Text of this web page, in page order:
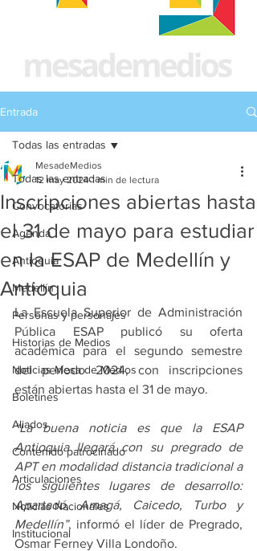
Entrada
Todas las entradas
Convocatorias
Agenda
Antioquia
Medellín
Personas y personajes
Historias de Medios
Noticias Mesa de Medios
Boletines
Aliados
Contenido patrocinado
Articulaciones
Noticias Nacionales
Institucional
Todas las entradas
Inscripciones abiertas hasta
el 31 de mayo para estudiar
en la ESAP de Medellín y
Antioquia
MesadeMedios
12 may 2024 1 min de lectura
La Escuela Superior de Administración
Pública ESAP publicó su oferta
académica para el segundo semestre
del período 2024, con inscripciones
están abiertas hasta el 31 de mayo.
“La buena noticia es que la ESAP
Antioquia llegará con su pregrado de
APT en modalidad distancia tradicional a
los siguientes lugares de desarrollo:
Apartadó, Amagá, Caicedo, Turbo y
Medellín”, informó el líder de Pregrado,
Osmar Ferney Villa Londoño.